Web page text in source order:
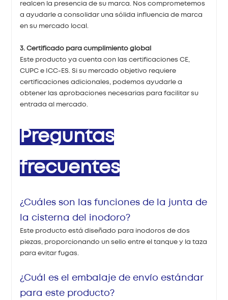
realcen la presencia de su marca. Nos comprometemos
a ayudarle a consolidar una sólida influencia de marca
en su mercado local.
3. Certificado para cumplimiento global
Este producto ya cuenta con las certificaciones CE,
CUPC e ICC-ES. Si su mercado objetivo requiere
certificaciones adicionales, podemos ayudarle a
obtener las aprobaciones necesarias para facilitar su
entrada al mercado.
Preguntas
frecuentes
¿Cuáles son las funciones de la junta de
la cisterna del inodoro?
Este producto está diseñado para inodoros de dos
piezas, proporcionando un sello entre el tanque y la taza
para evitar fugas.
¿Cuál es el embalaje de envío estándar
para este producto?